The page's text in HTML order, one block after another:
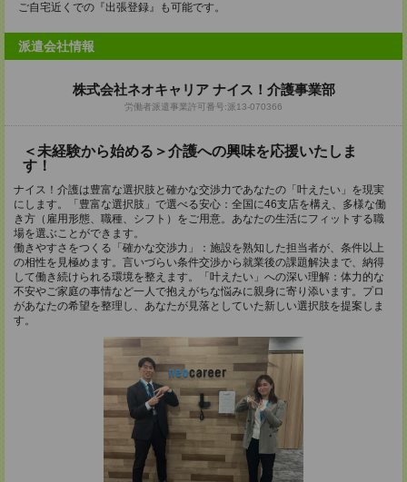
ご自宅近くでの『出張登録』も可能です。
派遣会社情報
株式会社ネオキャリア ナイス！介護事業部
労働者派遣事業許可番号:派13-070366
＜未経験から始める＞介護への興味を応援いたしま
す！
ナイス！介護は豊富な選択肢と確かな交渉力であなたの「叶えたい」を現実
にします。「豊富な選択肢」で選べる安心：全国に46支店を構え、多様な働
き方（雇用形態、職種、シフト）をご用意。あなたの生活にフィットする職
場を選ぶことができます。
働きやすさをつくる「確かな交渉力」：施設を熟知した担当者が、条件以上
の相性を見極めます。言いづらい条件交渉から就業後の課題解決まで、納得
して働き続けられる環境を整えます。「叶えたい」への深い理解：体力的な
不安やご家庭の事情など一人で抱えがちな悩みに親身に寄り添います。プロ
があなたの希望を整理し、あなたが見落としていた新しい選択肢を提案しま
す。